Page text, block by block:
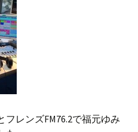
レンズFM76.2で福元ゆみ